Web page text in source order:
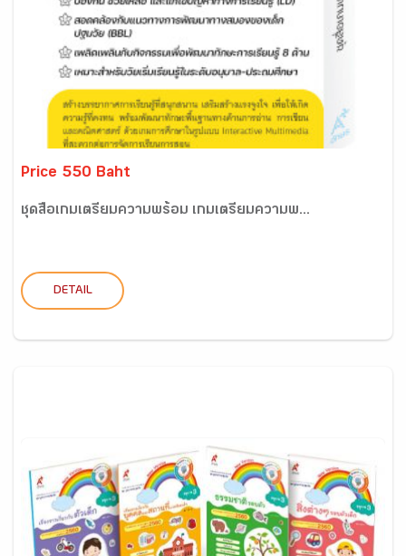
Price 550 Baht
ชุดสื่อเกมเตรียมความพร้อม เกมเตรียมความพ...
DETAIL